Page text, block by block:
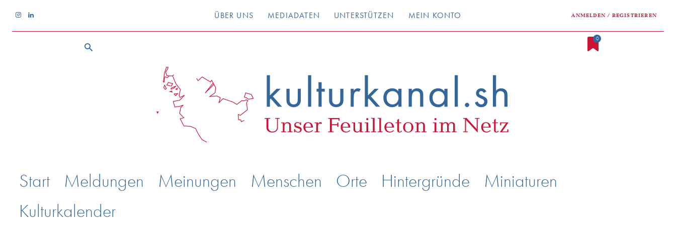
ÜBER UNS MEDIADATEN UNTERSTÜTZEN MEIN KONTO ANMELDEN / REGISTRIEREN
0
Start Meldungen Meinungen Menschen Orte Hintergründe
Miniaturen
Kulturkalender